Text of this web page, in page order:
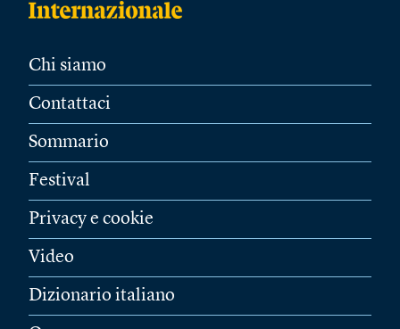
Chi siamo
Contattaci
Sommario
Festival
Privacy e cookie
Video
Dizionario italiano